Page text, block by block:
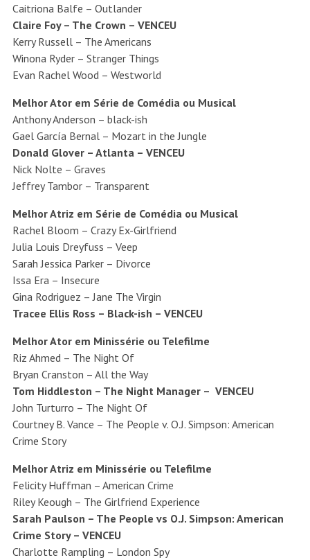
Caitriona Balfe – Outlander
Claire Foy – The Crown – VENCEU
Kerry Russell – The Americans
Winona Ryder – Stranger Things
Evan Rachel Wood – Westworld
Melhor Ator em Série de Comédia ou Musical
Anthony Anderson – black-ish
Gael García Bernal – Mozart in the Jungle
Donald Glover – Atlanta – VENCEU
Nick Nolte – Graves
Jeffrey Tambor – Transparent
Melhor Atriz em Série de Comédia ou Musical
Rachel Bloom – Crazy Ex-Girlfriend
Julia Louis Dreyfuss – Veep
Sarah Jessica Parker – Divorce
Issa Era – Insecure
Gina Rodriguez – Jane The Virgin
Tracee Ellis Ross – Black-ish – VENCEU
Melhor Ator em Minissérie ou Telefilme
Riz Ahmed – The Night Of
Bryan Cranston – All the Way
Tom Hiddleston – The Night Manager – VENCEU
John Turturro – The Night Of
Courtney B. Vance – The People v. O.J. Simpson: American
Crime Story
Melhor Atriz em Minissérie ou Telefilme
Felicity Huffman – American Crime
Riley Keough – The Girlfriend Experience
Sarah Paulson – The People vs O.J. Simpson: American
Crime Story – VENCEU
Charlotte Rampling – London Spy